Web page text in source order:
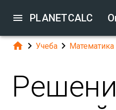
 PLANETCALC
  Учеба  Математика